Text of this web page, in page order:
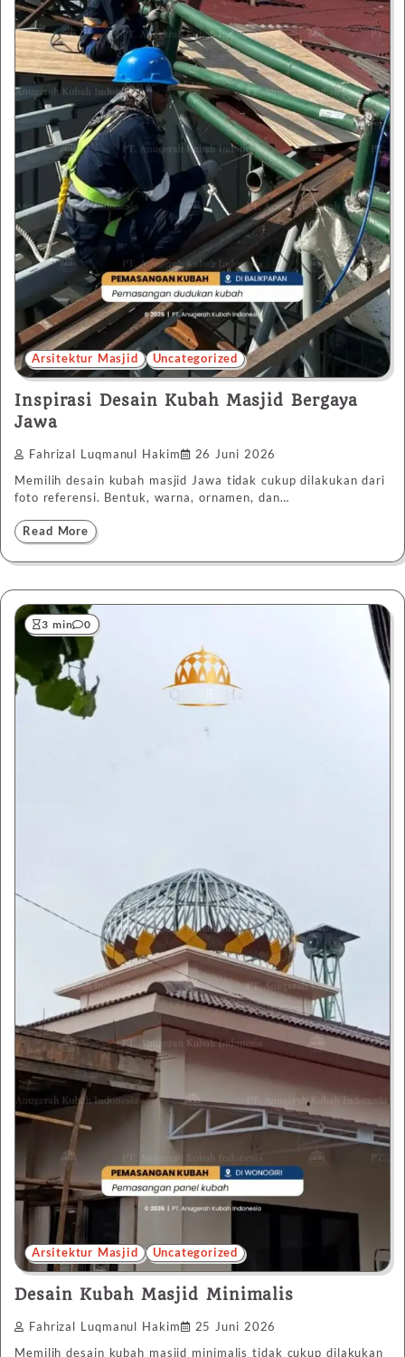
Arsitektur Masjid Uncategorized
Inspirasi Desain Kubah Masjid Bergaya
Jawa
Fahrizal Luqmanul Hakim 26 Juni 2026
Memilih desain kubah masjid Jawa tidak cukup dilakukan dari
foto referensi. Bentuk, warna, ornamen, dan…
Read More
3 min 0
Arsitektur Masjid Uncategorized
Desain Kubah Masjid Minimalis
Fahrizal Luqmanul Hakim 25 Juni 2026
Memilih desain kubah masjid minimalis tidak cukup dilakukan